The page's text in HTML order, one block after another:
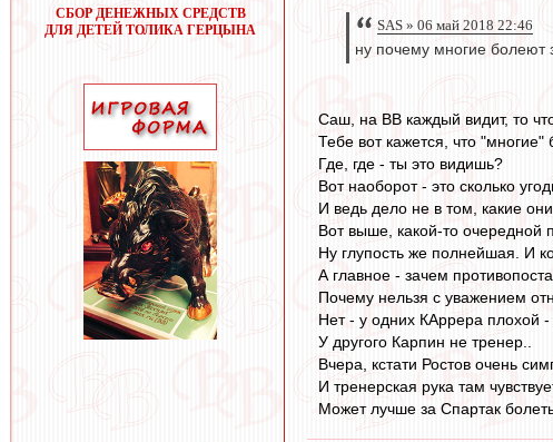
СБОР ДЕНЕЖНЫХ СРЕДСТВ
ДЛЯ ДЕТЕЙ ТОЛИКА ГЕРЦЫНА
SAS » 06 май 2018 22:46
ну почему многие болеют
Саш, на ВВ каждый видит, то
Тебе вот кажется, что
Где, где - ты это видишь?
Вот наоборот - это сколько
И ведь дело не в том, какие
Вот выше, какой-то очередной
Ну глупость же полнейшая. И
А главное - зачем
Почему нельзя с уважением
Нет - у одних КАррера плохой -
У другого Карпин не тренер..
Вчера, кстати Ростов очень
И тренерская рука там
Может лучше за Спартак